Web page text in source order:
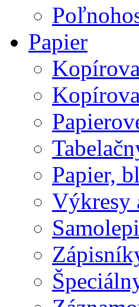
Papier
Papier,
Výkresy